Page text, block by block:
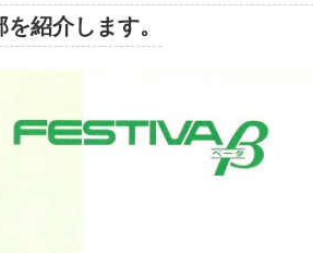
紹介します。